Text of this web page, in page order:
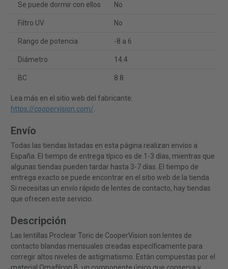
Se puede dormir con ellos No
Filtro UV No
Rango de potencia -8 a 6
Diámetro 14.4
BC 8.8
Lea más en el sitio web del fabricante:
https://coopervision.com/.
Envío
Todas las tiendas listadas en esta página realizan envíos a
España. El tiempo de entrega típico es de 1-3 días, mientras que
algunas tiendas pueden tardar hasta 3-7 días. El tiempo de
entrega exacto se puede encontrar en el sitio web de la tienda.
Si necesitas un envío rápido de lentes de contacto, hay tiendas
que ofrecen este servicio.
Descripción
Las lentillas Proclear Toric de CooperVision son lentes de
contacto blandas mensuales creadas específicamente para
corregir altos niveles de astigmatismo. Están compuestas por el